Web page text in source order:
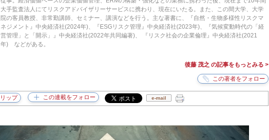
大手監査法人にてリスクアドバイザリーサービスに携わり、現在にいたる。また、この間大学、大学
院の客員教授、非常勤講師、セミナー、講演などを行う。主な著書に、『自然・生物多様性リスクマ
ネジメント』中央経済社(2024年)、『ESGリスク管理』中央経済社(2023年)、『気候変動時代の「経
営管理」と「開示」』中央経済社(2022年共同編著)、 『リスク社会の企業倫理』中央経済社(2021
年) などがある。
後藤 茂之 の記事をもっとみる >
e-mail